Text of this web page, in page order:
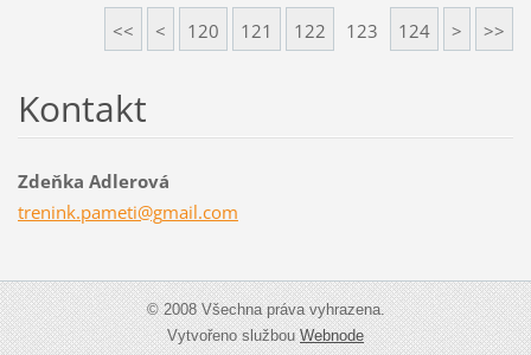
<< < 120 121 122 123 124 > >>
Kontakt
Zdeňka Adlerová
trenink.pameti@gmail.com
© 2008 Všechna práva vyhrazena.
Vytvořeno službouWebnode